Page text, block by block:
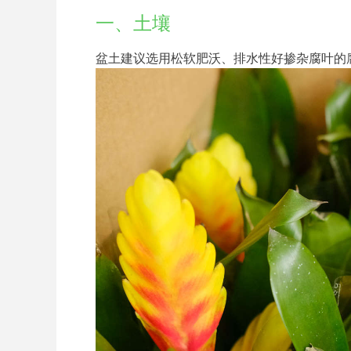
一、土壤
盆土建议选用松软肥沃、排水性好掺杂腐叶的